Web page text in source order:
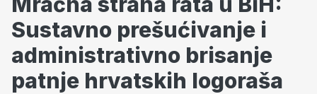
Sustavno prešućivanje i
administrativno brisanje
patnje hrvatskih logoraša